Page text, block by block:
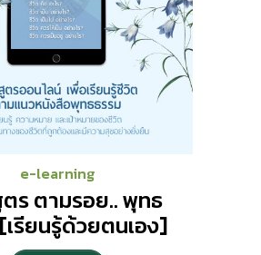
e-learning
ร ตามรอย.. พุทธ
เรียนรู้ด้วยตนเอง]